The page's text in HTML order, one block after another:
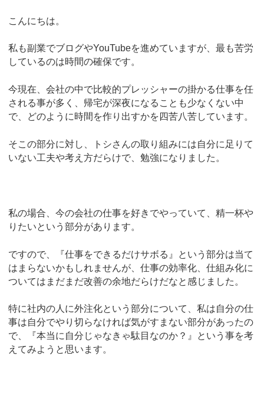
こんにちは。
私も副業でブログやYouTubeを進めていますが、最も苦労
しているのは時間の確保です。
今現在、会社の中で比較的プレッシャーの掛かる仕事を任
される事が多く、帰宅が深夜になることも少なくない中
で、どのように時間を作り出すかを四苦八苦しています。
そこの部分に対し、トシさんの取り組みには自分に足りて
いない工夫や考え方だらけで、勉強になりました。
私の場合、今の会社の仕事を好きでやっていて、精一杯や
りたいという部分があります。
ですので、『仕事をできるだけサボる』という部分は当て
はまらないかもしれませんが、仕事の効率化、仕組み化に
ついてはまだまだ改善の余地だらけだなと感じました。
特に社内の人に外注化という部分について、私は自分の仕
事は自分でやり切らなければ気がすまない部分があったの
で、『本当に自分じゃなきゃ駄目なのか？』という事を考
えてみようと思います。